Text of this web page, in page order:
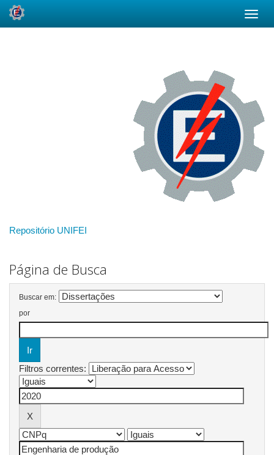
Repositório UNIFEI
Página de Busca
Buscar em:
por
Filtros correntes: